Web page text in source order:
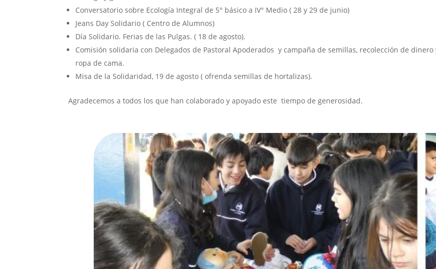
Conversatorio sobre Ecología Integral de 5° básico a IV° Medio ( 28 y 29 de junio)
Jeans Day Solidario ( Centro de Alumnos)
Día Solidario. Ferias de las Pulgas. ( 18 de agosto).
Comisión solidaria con Delegados de Pastoral Apoderados y campaña de semillas, recolección de
ropa de cama.
Misa de la Solidaridad, 19 de agosto ( ofrenda semillas de hortalizas).
Agradecemos a todos los que han colaborado y apoyado este tiempo de generosidad.